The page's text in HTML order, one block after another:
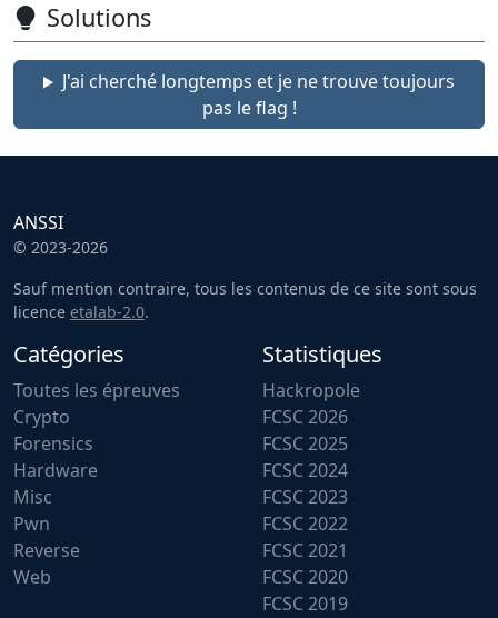
Solutions
J'ai cherché longtemps et je ne trouve toujours
pas le flag !
ANSSI
© 2023-2026
Sauf mention contraire, tous les contenus de ce site sont sous
licence etalab-2.0.
Catégories
Toutes les épreuves
Crypto
Forensics
Hardware
Misc
Pwn
Reverse
Web
Statistiques
Hackropole
FCSC 2026
FCSC 2025
FCSC 2024
FCSC 2023
FCSC 2022
FCSC 2021
FCSC 2020
FCSC 2019